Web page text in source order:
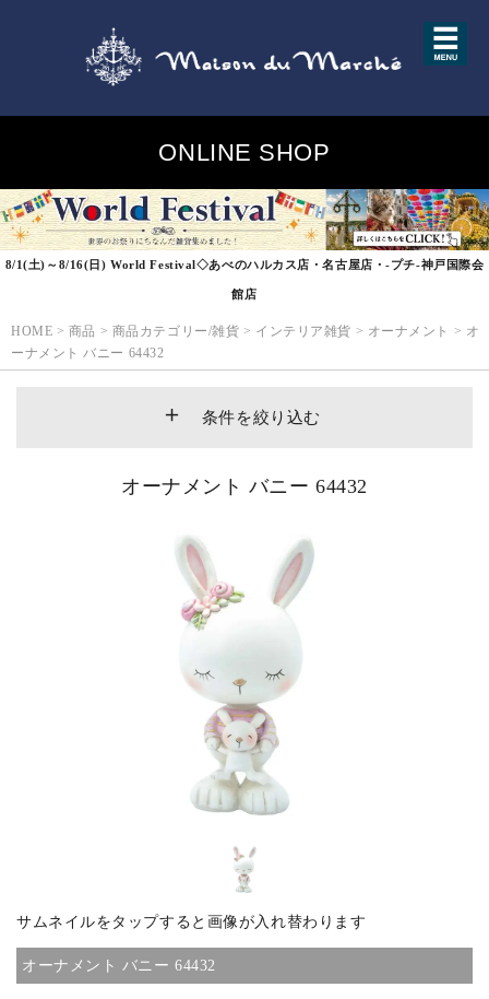
ONLINE SHOP
8/1(土)～8/16(日) World Festival◇あべのハルカス店・名古屋店・-プチ-神戸国際会
館店
HOME > 商品 > 商品カテゴリー/雑貨 > インテリア雑貨 > オーナメント > オ
ーナメント バニー 64432
条件を絞り込む
ピックアップ商品
商品カテゴリー/雑貨
カラー
サイズ
オーナメント バニー 64432
サムネイルをタップすると画像が入れ替わります
オーナメント バニー 64432